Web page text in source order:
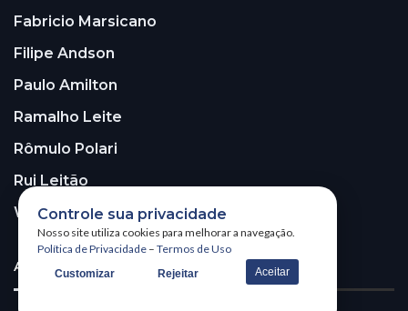
Fabricio Marsicano
Filipe Andson
Paulo Amilton
Ramalho Leite
Rômulo Polari
Rui Leitão
Walter Santos
ASSINE A NOSSA NEWSLETTER!
Controle sua privacidade
Nosso site utiliza cookies para melhorar a navegação.
Política de Privacidade – Termos de Uso
Customizar Rejeitar Aceitar